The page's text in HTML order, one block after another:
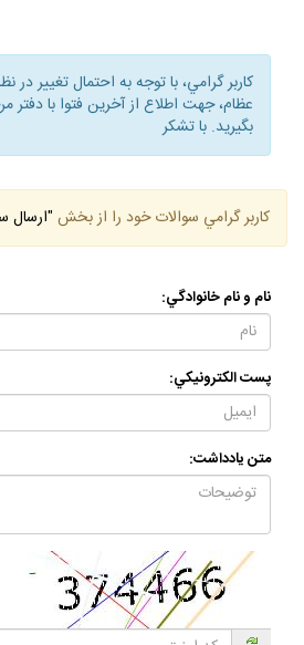
كاربر گرامي، با توجه به احتمال تغيير در
عظام، جهت اطلاع از آخرين فتوا با دفتر
بگيريد. با تشكر
كاربر گرامي سوالات خود را از بخش "ارسال
نام و نام خانوادگي:
پست الكترونيكي:
متن يادداشت: